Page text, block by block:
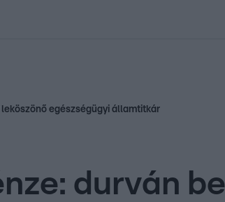
egészségügyi államtitkár
durván